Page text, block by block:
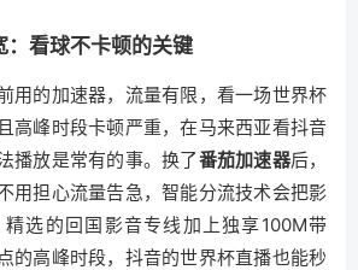
：看球不卡顿的关键
用的加速器，流量有限，看一场世界杯
高峰时段卡顿严重，在马来西亚看抖音
播放是常有的事。换了番茄加速器后，
用担心流量告急，智能分流技术会把影
选的回国影音专线加上独享100M带
的高峰时段，抖音的世界杯直播也能秒